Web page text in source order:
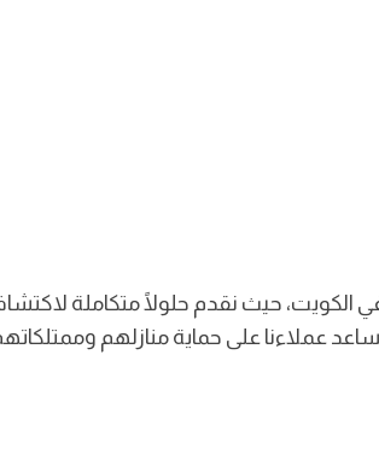
حيث نقدم حلولًا متكاملة
عملاءنا على حماية منازلهم